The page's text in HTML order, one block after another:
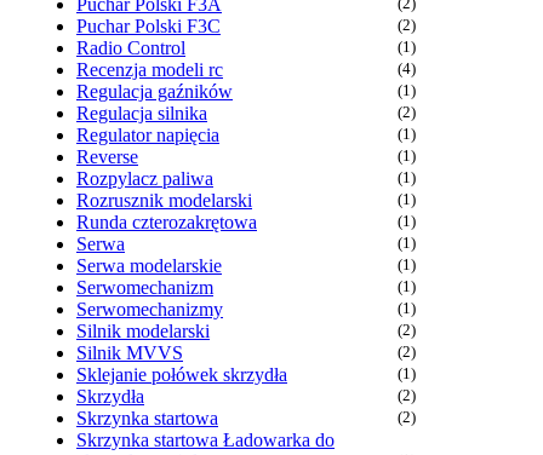
Puchar Polski F3C (2)
Radio Control (1)
Recenzja modeli rc (4)
Regulacja gaźników (1)
Regulacja silnika (2)
Regulator napięcia (1)
Reverse (1)
Rozpylacz paliwa (1)
Rozrusznik modelarski (1)
Runda czterozakrętowa (1)
Serwa (1)
Serwa modelarskie (1)
Serwomechanizm (1)
Serwomechanizmy (1)
Silnik modelarski (2)
Silnik MVVS (2)
Sklejanie połówek skrzydła (1)
Skrzydła (2)
Skrzynka startowa (2)
Skrzynka startowa Ładowarka do